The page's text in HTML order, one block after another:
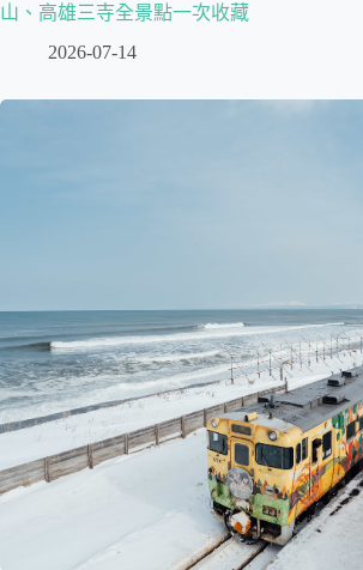
山、高雄三寺全景點一次收藏
2026-07-14